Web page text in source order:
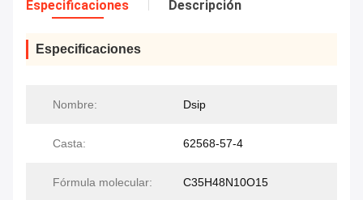
Especificaciones Descripción
Especificaciones
Nombre: Dsip
Casta: 62568-57-4
Fórmula molecular: C35H48N10O15